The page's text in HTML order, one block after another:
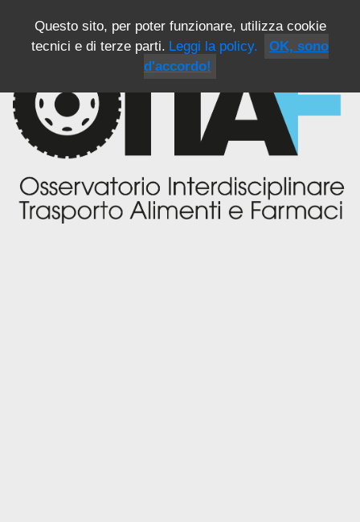
Questo sito, per poter funzionare, utilizza cookie
tecnici e di terze parti. Leggi la policy.
OK, sono
d'accordo!